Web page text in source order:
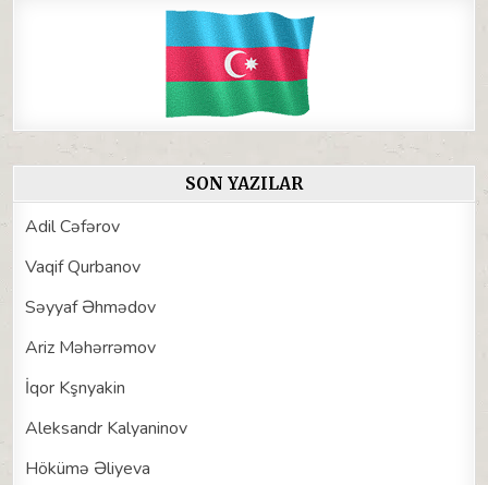
SON YAZILAR
Adil Cəfərov
Vaqif Qurbanov
Səyyaf Əhmədov
Ariz Məhərrəmov
İqor Kşnyakin
Aleksandr Kalyaninov
Hökümə Əliyeva